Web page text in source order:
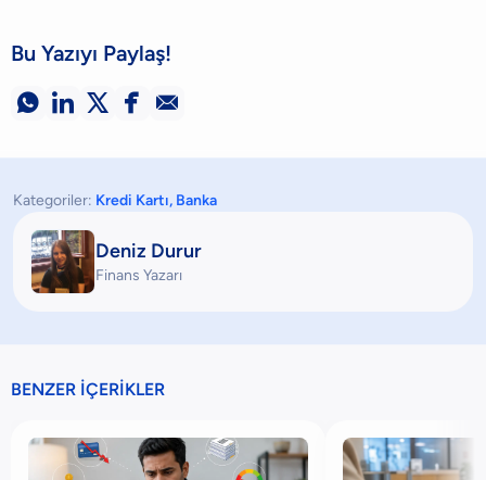
Bu Yazıyı Paylaş!
    
Kategoriler: Kredi Kartı, Banka
Deniz Durur
Finans Yazarı
BENZER İÇERİKLER